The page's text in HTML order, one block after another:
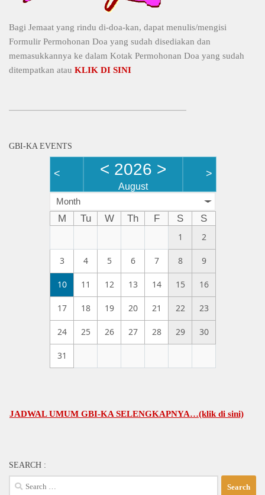
Bagi Jemaat yang rindu di-doa-kan, dapat menulis/mengisi
Formulir Permohonan Doa yang sudah disediakan dan
memasukkannya ke dalam Kotak Permohonan Doa yang sudah
ditempatkan atau KLIK DI SINI
GBI-KA EVENTS
< < 2026 >
August
>
Month
M Tu W Th F S
S
1
2
3 4 5 6 7 8 9
10 11 12 13 14 15 16
17 18 19 20 21 22 23
24 25 26 27 28 29 30
31
UMUM GBI-KA SELENGKAPNYA…(klik di sini)
SEARCH :
Search